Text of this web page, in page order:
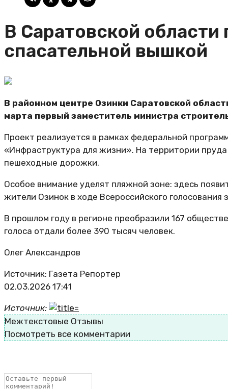
В Саратовской
спасательной вышкой
В районном центре Озинки Саратовской
марта первый заместитель министра
Проект реализуется в рамках федеральной
«Инфраструктура для жизни». На территории
пешеходные дорожки.
Особое внимание уделят пляжной зоне: здесь
жители Озинок в ходе Всероссийского голосования
В прошлом году в регионе преобразили 167
голоса отдали более 390 тысяч человек.
Олег Александров
Источник: Газета Репортер
02.03.2026 17:41
Источник:
Межтекстовые Отзывы
Посмотреть все комментарии